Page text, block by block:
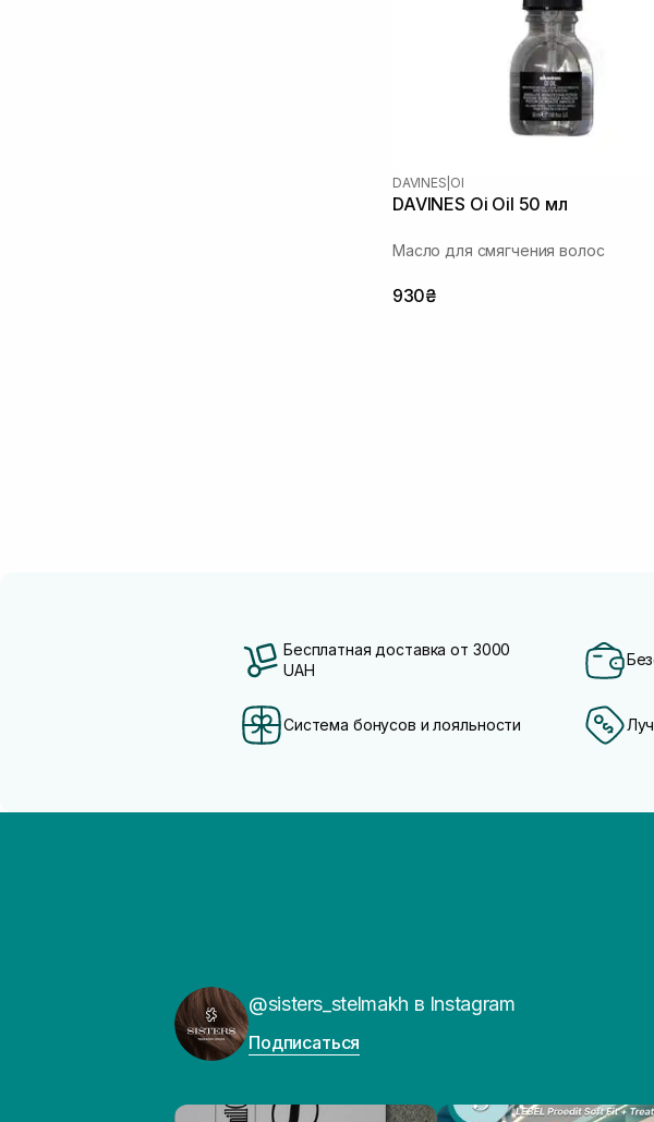
DAVINES OI
DAVINES Oi Oil 50 мл
Масло для смягчения волос
930₴
Бесплатная доставка от 3000
UAH
Система бонусов и лояльности
@sisters_stelmakh в Instagram
Подписаться